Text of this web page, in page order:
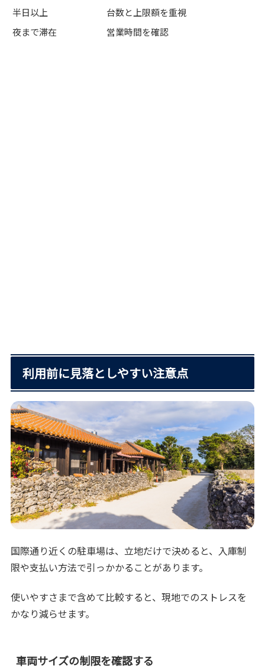
半日以上
台数と上限額を重視
夜まで滞在
営業時間を確認
利用前に見落としやすい注意点
国際通り近くの駐車場は、立地だけで決めると、入庫制
限や支払い方法で引っかかることがあります。
使いやすさまで含めて比較すると、現地でのストレスを
かなり減らせます。
車両サイズの制限を確認する